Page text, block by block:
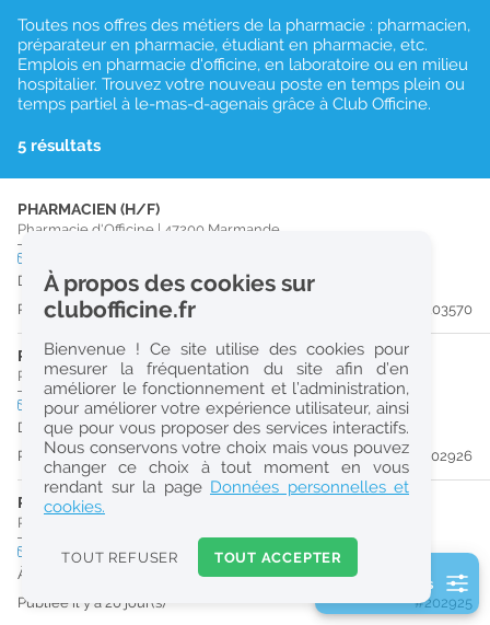
Réinitialiser
2
0
k
Consulter les offres de la France d'outre-mer
Toutes nos offres des métiers de la pharmacie : pharmacien,
préparateur en pharmacie, étudiant en pharmacie, etc.
Emplois en pharmacie d'officine, en laboratoire ou en milieu
hospitalier. Trouvez votre nouveau poste en temps plein ou
temps partiel à le-mas-d-agenais grâce à Club Officine.
5 résultats
PHARMACIEN (H/F)
Pharmacie d'Officine | 47200 Marmande
Dès que possible
Publiée il y a 10 jour(s)
#203570
PRÉPARATEUR EN PHARMACIE (H/F)
Pharmacie d'Officine|47200Marmande
CDI temps plein
Dès que possible
Publiée il y a 20 jour(s)
#202926
PHARMACIEN (H/F)
Pharmacie d'Officine
CDItemps plein
À partir du 31/08/26
Publiée il y a 20 jour(s)
#202925
2 filtre(s) actifs
À propos des cookies sur
clubofficine.fr
Bienvenue ! Ce site utilise des cookies pour
mesurer la fréquentation du site afin d’en
améliorer le fonctionnement et l’administration,
pour améliorer votre expérience utilisateur, ainsi
que pour vous proposer des services interactifs.
Nous conservons votre choix mais vous pouvez
changer ce choix à tout moment en vous
rendant sur la page Données personnelles et
cookies.
TOUT REFUSER TOUT ACCEPTER